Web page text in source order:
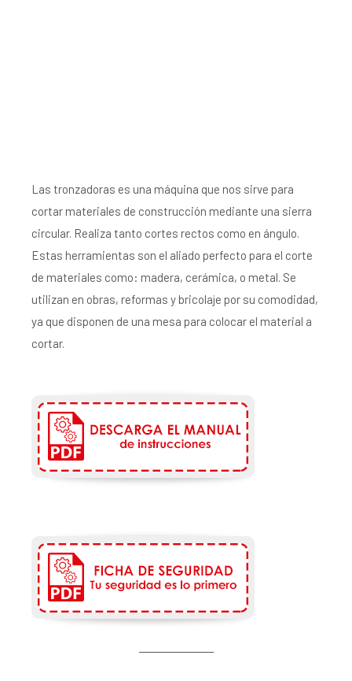
Las tronzadoras es una máquina que nos sirve para
cortar materiales de construcción mediante una sierra
circular. Realiza tanto cortes rectos como en ángulo.
Estas herramientas son el aliado perfecto para el corte
de materiales como: madera, cerámica, o metal. Se
utilizan en obras, reformas y bricolaje por su comodidad,
ya que disponen de una mesa para colocar el material a
cortar.